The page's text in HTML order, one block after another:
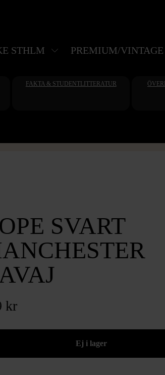
STHLM PREMIUM/VINTAGE
FAKTA & STUDENTLITTERATUR
SVART
kr